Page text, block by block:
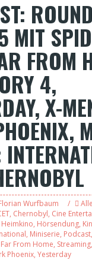
MIT
FROM
4,
X-
Wurfbaum Alle
, Chernobyl, Cine
Heimkino, Hörsendung,
, Miniserie, Podcast,
From Home, Streaming,
Phoenix, Yesterday